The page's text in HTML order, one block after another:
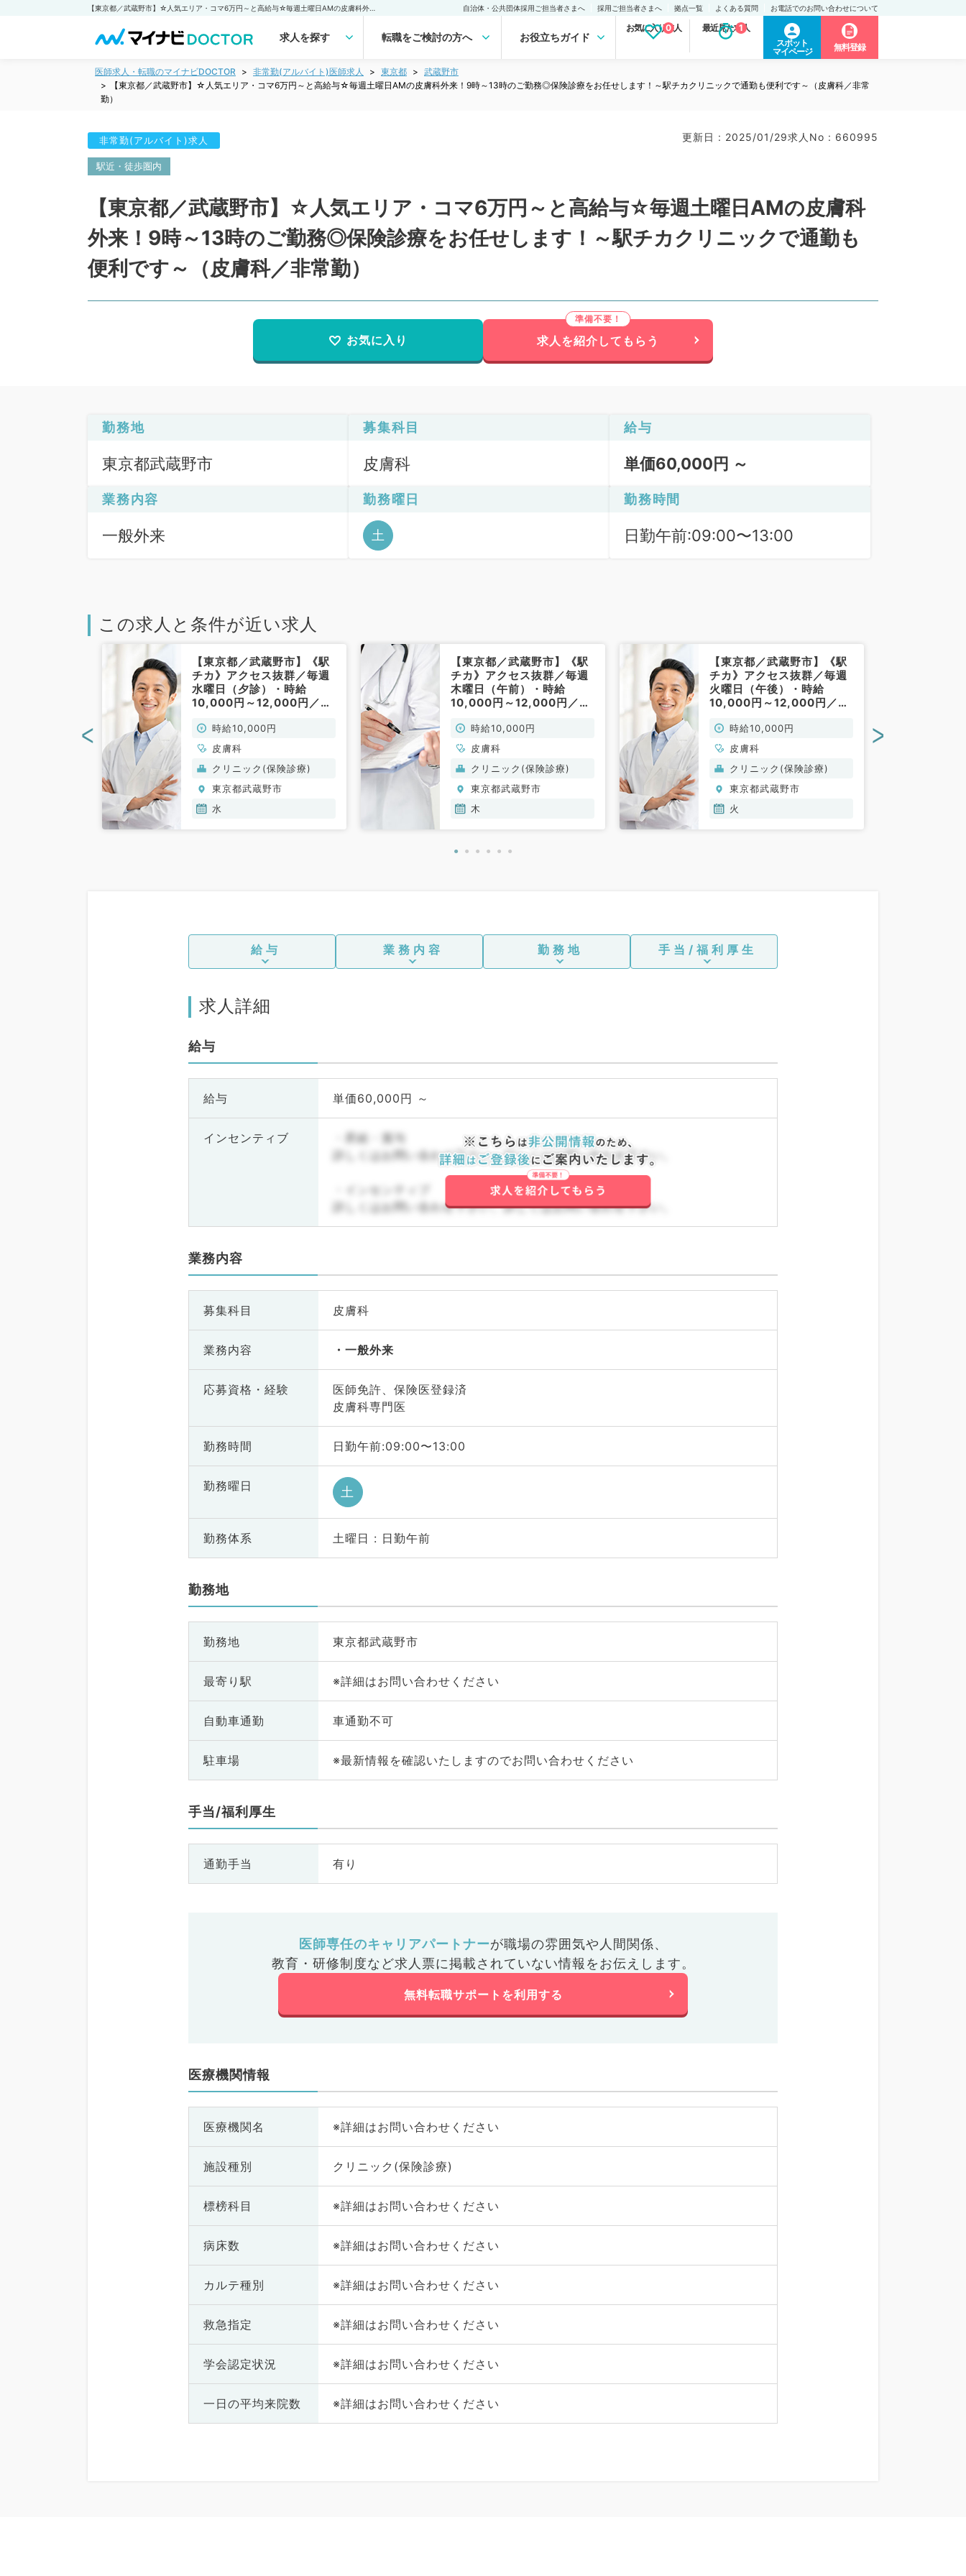
自治体・公共団体採用ご担当者さまへ 採用ご担当者さまへ 拠点一覧 よくある質問 お電話でのお問い合わせについて
求人を探す 転職をご検討の方へ お役立ちガイド
お気に入り求人
0 最近見た求人
1
スポット
マイページ
無料登録
医師求人・転職のマイナビDOCTOR 非常勤(アルバイト)医師求人 東京都
武蔵野市
【東京都／武蔵野市】☆人気エリア・コマ6万円～と高給与☆毎週土曜日AMの皮膚科外来！9時～13時のご勤務◎保険診療をお任せします！～駅チカクリニックで通勤も便利です～（皮膚科／非常
勤）
非常勤(アルバイト)求人 更新日 : 2025/01/29求人No : 660995
駅近・徒歩圏内
【東京都／武蔵野市】☆人気エリア・コマ6万円～と高給与☆毎週土曜日AMの皮膚科
外来！9時～13時のご勤務◎保険診療をお任せします！～駅チカクリニックで通勤も
便利です～（皮膚科／非常勤）
お気に入り 求人を紹介してもらう
勤務地
東京都武蔵野市
募集科目
皮膚科
給与
単価60,000円 ～
業務内容
一般外来
勤務曜日
土
勤務時間
日勤午前:09:00〜13:00
この求人と条件が近い求人
【東京都／武蔵野市】《駅
チカ》アクセス抜群／毎週
水曜日（夕診）・時給
10,000円～12,000円／外
時給10,000円
皮膚科
クリニック(保険診療)
東京都武蔵野市
水
【東京都／武蔵野市】《駅
チカ》アクセス抜群／毎週
木曜日（午前）・時給
10,000円～12,000円／外
時給10,000円
皮膚科
クリニック(保険診療)
東京都武蔵野市
木
【東京都／武蔵野市】《駅
チカ》アクセス抜群／毎週
火曜日（午後）・時給
10,000円～12,000円／外
時給10,000円
皮膚科
クリニック(保険診療)
東京都武蔵野市
火
< >
給与 業務内容 勤務地 手当/福利厚生
求人詳細
給与
給与 単価60,000円 ～
インセンティブ
・昇給・賞与
詳しくはお問い合わせ下さい。詳しくはお問い合わせ下さい。
・インセンティブ
詳しくはお問い合わせ下さい。詳しくはお問い合わせ下さい。
業務内容
募集科目 皮膚科
業務内容 一般外来
応募資格・ 経験
医師免許、保険医登録済
皮膚科専門医
勤務時間 日勤午前:09:00〜13:00
勤務曜日 土
勤務体系 土曜日 : 日勤午前
勤務地
勤務地 東京都武蔵野市
最寄り駅 ※詳細はお問い合わせください
自動車通勤 車通勤不可
駐車場 ※最新情報を確認いたしますのでお問い合わせください
手当/福利厚生
通勤手当 有り
医師専任のキャリアパートナーが職場の雰囲気や人間関係、
教育・研修制度など求人票に掲載されていない情報をお伝えします。
無料転職サポートを利用する
医療機関情報
医療機関名 ※詳細はお問い合わせください
施設種別 クリニック(保険診療)
標榜科目 ※詳細はお問い合わせください
病床数 ※詳細はお問い合わせください
カルテ種別 ※詳細はお問い合わせください
救急指定 ※詳細はお問い合わせください
学会認定状況 ※詳細はお問い合わせください
一日の平均来院数 ※詳細はお問い合わせください